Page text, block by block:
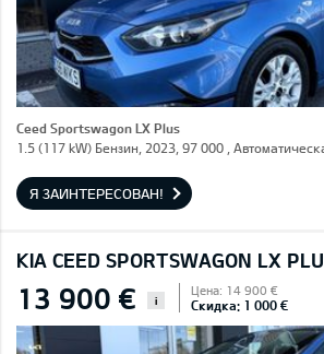
Ceed Sportswagon LX Plus
1.5 (117 kW) Бензин, 2023, 97 000 ,
Я ЗАИНТЕРЕСОВАН!
KIA CEED SPORTSWAGON LX
13 900 € i
Цена: 14 900 €
Скидка: 1 000 €